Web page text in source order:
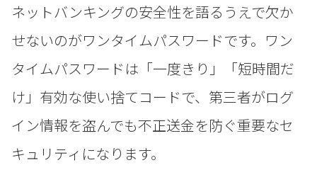
ネットバンキングの安全性を語るうえで欠か
せないのがワンタイムパスワードです。ワン
タイムパスワードは「一度きり」「短時間だ
け」有効な使い捨てコードで、第三者がログ
イン情報を盗んでも不正送金を防ぐ重要なセ
キュリティになります。